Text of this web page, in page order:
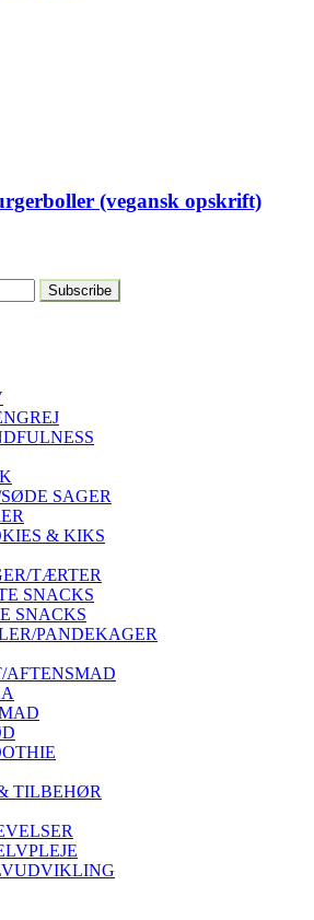
(vegansk opskrift)
SAGER
& KIKS
TÆRTER
SNACKS
SNACKS
PANDEKAGER
AFTENSMAD
TILBEHØR